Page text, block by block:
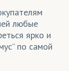
любые
ярко и
по самой